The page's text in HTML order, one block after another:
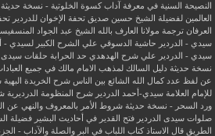
النصيحة السنية في معرفة آداب كسوة الخلوتية - نسخة حديثة
العالمين لفضيلة الشيخ حسين صديق
تحفة الإخوان للدردير
العرفان ترجمة مولانا العارف بالله الشيخ عبد الجواد
سيدي - الدردير
حاشية الدسوقي علي الشرح الكبير لسيدي -
سيدي - الدردير علي شرح الهدهدي حد الحرابة حلقات سيدى
نسخة حديثة دليل السالك لمذهب الامام مالك في جميع
عن لفظ عدد كمال الله الشائع بين الناس شرح الخريدة البهية
للإمام العلامة سيدي-أحمد الدردير شرح المنظومة الدرديرية
ورد السحر - نسخة حديثة شروط الأمر بالمعروف والنهي عن
صلوات سيدى الدردير فتح القدير في أحاديث البشير فضيلة
الطريق
قال الاستاذ كتاب اللباب في البر والصلة والآداب -